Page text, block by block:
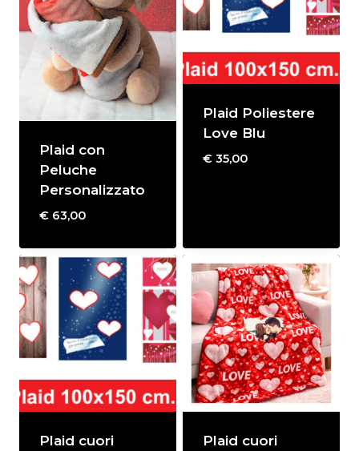
Plaid con
Peluche
Personalizzato
€63,00
Plaid Poliestere
Love Blu
€35,00
Plaid cuori
Plaid cuori